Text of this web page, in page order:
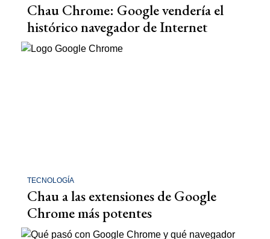
Chau Chrome: Google vendería el
histórico navegador de Internet
TECNOLOGÍA
Chau a las extensiones de Google
Chrome más potentes